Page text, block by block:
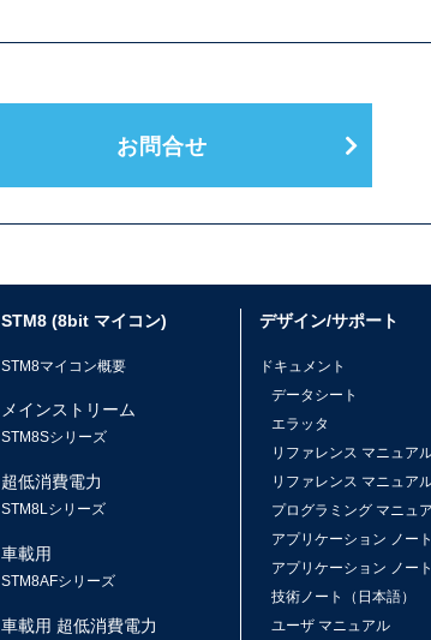
お問合せ
STM8 (8bit マイコン)
STM8マイコン概要
メインストリーム
STM8Sシリーズ
超低消費電力
STM8Lシリーズ
車載用
STM8AFシリーズ
車載用 超低消費電力
デザイン/サポート
ドキュメント
データシート
エラッタ
リファレンス マニュア
リファレンス マニュア
プログラミング マニュ
アプリケーション ノー
アプリケーション ノー
技術ノート（日本語）
ユーザ マニュアル